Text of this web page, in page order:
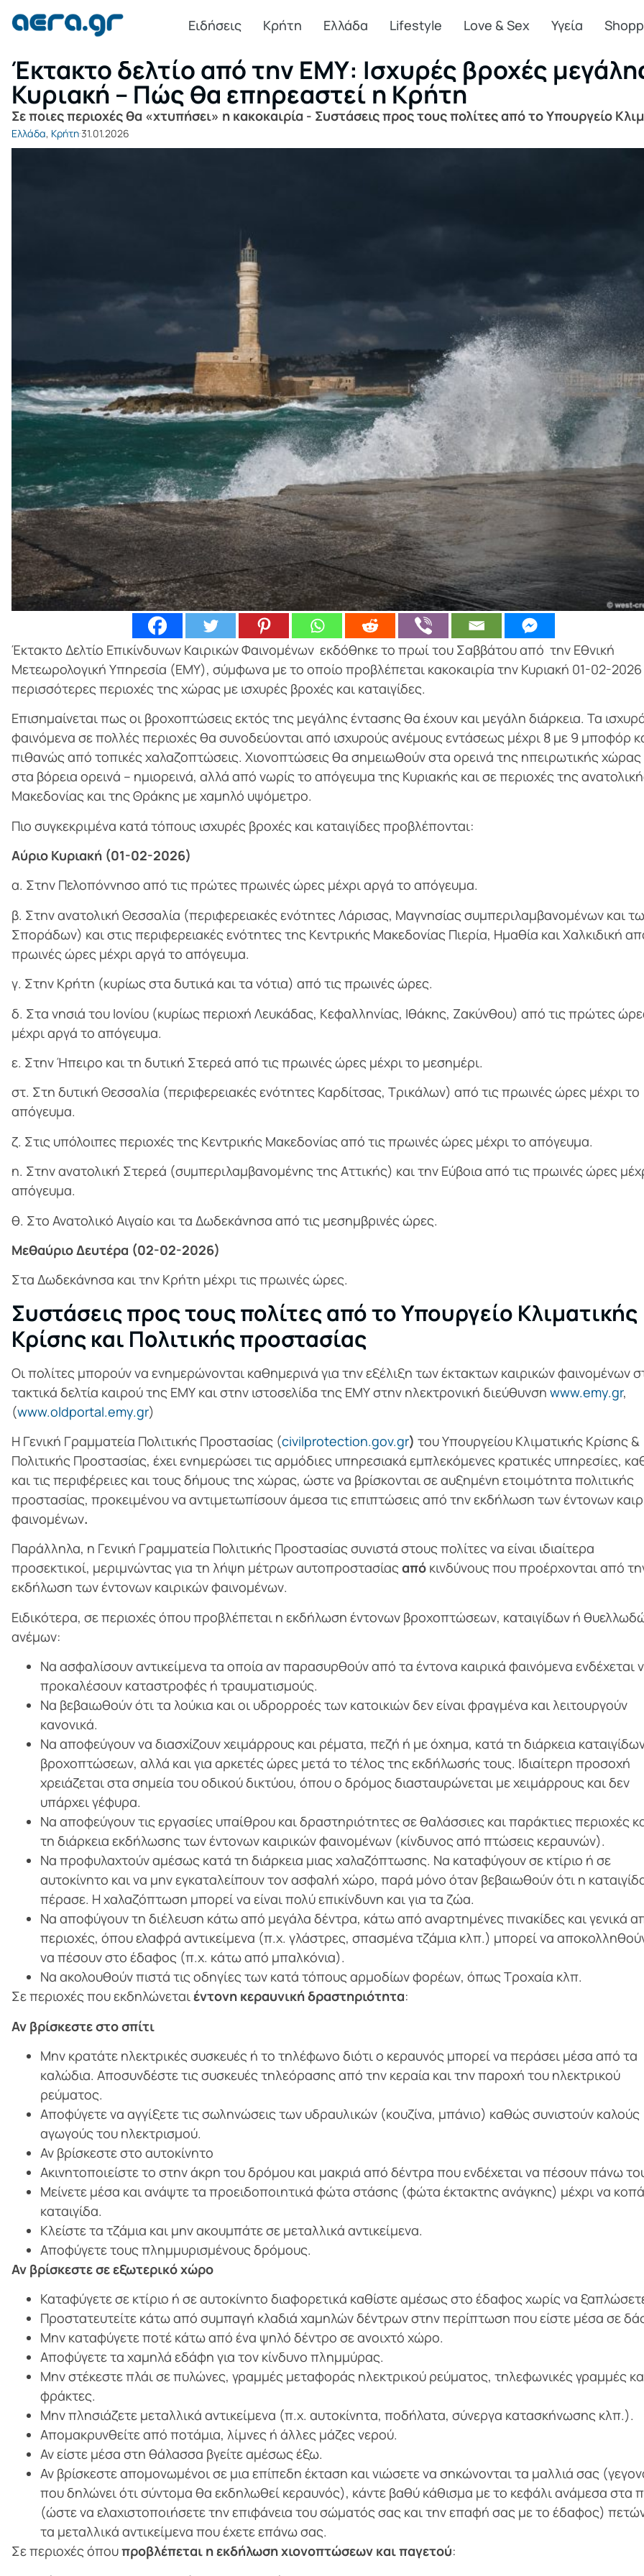
Ειδήσεις Κρήτη Ελλάδα Lifestyle Love & Sex Υγεία
Έκτακτο δελτίο από την ΕΜΥ: Ισχυρές βροχές
Κυριακή – Πώς θα επηρεαστεί η Κρήτη
Σε ποιες περιοχές θα «χτυπήσει» η κακοκαιρία - Συστάσεις προς τους πολίτες από το Υπουργείο
Ελλάδα, Κρήτη31.01.2026
Έκτακτο Δελτίο Επικίνδυνων Καιρικών Φαινομένων εκδόθηκε το πρωί του Σαββάτου από την Εθνική
Μετεωρολογική Υπηρεσία (ΕΜΥ), σύμφωνα με το οποίο προβλέπεται κακοκαιρία την Κυριακή 01-02-2026
περισσότερες περιοχές της χώρας με ισχυρές βροχές και καταιγίδες.
Επισημαίνεται πως οι βροχοπτώσεις εκτός της μεγάλης έντασης θα έχουν και μεγάλη διάρκεια. Τα
φαινόμενα σε πολλές περιοχές θα συνοδεύονται από ισχυρούς ανέμους εντάσεως μέχρι 8 με 9 μποφόρ
πιθανώς από τοπικές χαλαζοπτώσεις. Χιονοπτώσεις θα σημειωθούν στα ορεινά της ηπειρωτικής χώρας
στα βόρεια ορεινά – ημιορεινά, αλλά από νωρίς το απόγευμα της Κυριακής και σε περιοχές της
Μακεδονίας και της Θράκης με χαμηλό υψόμετρο.
Πιο συγκεκριμένα κατά τόπους ισχυρές βροχές και καταιγίδες προβλέπονται:
Αύριο Κυριακή (01-02-2026)
α. Στην Πελοπόννησο από τις πρώτες πρωινές ώρες μέχρι αργά το απόγευμα.
β. Στην ανατολική Θεσσαλία (περιφερειακές ενότητες Λάρισας, Μαγνησίας συμπεριλαμβανομένων και
Σποράδων) και στις περιφερειακές ενότητες της Κεντρικής Μακεδονίας Πιερία, Ημαθία και Χαλκιδική
πρωινές ώρες μέχρι αργά το απόγευμα.
γ. Στην Κρήτη (κυρίως στα δυτικά και τα νότια) από τις πρωινές ώρες.
δ. Στα νησιά του Ιονίου (κυρίως περιοχή Λευκάδας, Κεφαλληνίας, Ιθάκης, Ζακύνθου) από τις πρώτες
μέχρι αργά το απόγευμα.
ε. Στην Ήπειρο και τη δυτική Στερεά από τις πρωινές ώρες μέχρι το μεσημέρι.
στ. Στη δυτική Θεσσαλία (περιφερειακές ενότητες Καρδίτσας, Τρικάλων) από τις πρωινές ώρες μέχρι το
απόγευμα.
ζ. Στις υπόλοιπες περιοχές της Κεντρικής Μακεδονίας από τις πρωινές ώρες μέχρι το απόγευμα.
η. Στην ανατολική Στερεά (συμπεριλαμβανομένης της Αττικής) και την Εύβοια από τις πρωινές ώρες
απόγευμα.
θ. Στο Ανατολικό Αιγαίο και τα Δωδεκάνησα από τις μεσημβρινές ώρες.
Μεθαύριο Δευτέρα (02-02-2026)
Στα Δωδεκάνησα και την Κρήτη μέχρι τις πρωινές ώρες.
Συστάσεις προς τους πολίτες από το Υπουργείο Κλιματικής
Κρίσης και Πολιτικής προστασίας
Οι πολίτες μπορούν να ενημερώνονται καθημερινά για την εξέλιξη των έκτακτων καιρικών φαινομένων
τακτικά δελτία καιρού της ΕΜΥ και στην ιστοσελίδα της ΕΜΥ στην ηλεκτρονική διεύθυνση www.emy.gr,
(www.oldportal.emy.gr)
Η Γενική Γραμματεία Πολιτικής Προστασίας (civilprotection.gov.gr) του Υπουργείου Κλιματικής Κρίσης &
Πολιτικής Προστασίας, έχει ενημερώσει τις αρμόδιες υπηρεσιακά εμπλεκόμενες κρατικές υπηρεσίες,
και τις περιφέρειες και τους δήμους της χώρας, ώστε να βρίσκονται σε αυξημένη ετοιμότητα πολιτικής
προστασίας, προκειμένου να αντιμετωπίσουν άμεσα τις επιπτώσεις από την εκδήλωση των έντονων
φαινομένων.
Παράλληλα, η Γενική Γραμματεία Πολιτικής Προστασίας συνιστά στους πολίτες να είναι ιδιαίτερα
προσεκτικοί, μεριμνώντας για τη λήψη μέτρων αυτοπροστασίαςαπό κινδύνους που προέρχονται από
εκδήλωση των έντονων καιρικών φαινομένων.
Ειδικότερα, σε περιοχές όπου προβλέπεται η εκδήλωση έντονων βροχοπτώσεων, καταιγίδων ή
ανέμων:
Να ασφαλίσουν αντικείμενα τα οποία αν παρασυρθούν από τα έντονα καιρικά φαινόμενα ενδέχεται
προκαλέσουν καταστροφές ή τραυματισμούς.
Να βεβαιωθούν ότι τα λούκια και οι υδρορροές των κατοικιών δεν είναι φραγμένα και λειτουργούν
κανονικά.
Να αποφεύγουν να διασχίζουν χειμάρρους και ρέματα, πεζή ή με όχημα, κατά τη διάρκεια
βροχοπτώσεων, αλλά και για αρκετές ώρες μετά το τέλος της εκδήλωσής τους. Ιδιαίτερη προσοχή
χρειάζεται στα σημεία του οδικού δικτύου, όπου ο δρόμος διασταυρώνεται με χειμάρρους και δεν
υπάρχει γέφυρα.
Να αποφεύγουν τις εργασίες υπαίθρου και δραστηριότητες σε θαλάσσιες και παράκτιες περιοχές
τη διάρκεια εκδήλωσης των έντονων καιρικών φαινομένων (κίνδυνος από πτώσεις κεραυνών).
Να προφυλαχτούν αμέσως κατά τη διάρκεια μιας χαλαζόπτωσης. Να καταφύγουν σε κτίριο ή σε
αυτοκίνητο και να μην εγκαταλείπουν τον ασφαλή χώρο, παρά μόνο όταν βεβαιωθούν ότι η
πέρασε. Η χαλαζόπτωση μπορεί να είναι πολύ επικίνδυνη και για τα ζώα.
Να αποφύγουν τη διέλευση κάτω από μεγάλα δέντρα, κάτω από αναρτημένες πινακίδες και γενικά
περιοχές, όπου ελαφρά αντικείμενα (π.χ. γλάστρες, σπασμένα τζάμια κλπ.) μπορεί να
να πέσουν στο έδαφος (π.χ. κάτω από μπαλκόνια).
Να ακολουθούν πιστά τις οδηγίες των κατά τόπους αρμοδίων φορέων, όπως Τροχαία κλπ.
Σε περιοχές που εκδηλώνεταιέντονη κεραυνική δραστηριότητα:
Αν βρίσκεστε στο σπίτι
Μην κρατάτε ηλεκτρικές συσκευές ή το τηλέφωνο διότι ο κεραυνός μπορεί να περάσει μέσα από τα
καλώδια. Αποσυνδέστε τις συσκευές τηλεόρασης από την κεραία και την παροχή του ηλεκτρικού
ρεύματος.
Αποφύγετε να αγγίξετε τις σωληνώσεις των υδραυλικών (κουζίνα, μπάνιο) καθώς συνιστούν καλούς
αγωγούς του ηλεκτρισμού.
Αν βρίσκεστε στο αυτοκίνητο
Ακινητοποιείστε το στην άκρη του δρόμου και μακριά από δέντρα που ενδέχεται να πέσουν πάνω
Μείνετε μέσα και ανάψτε τα προειδοποιητικά φώτα στάσης (φώτα έκτακτης ανάγκης) μέχρι να
καταιγίδα.
Κλείστε τα τζάμια και μην ακουμπάτε σε μεταλλικά αντικείμενα.
Αποφύγετε τους πλημμυρισμένους δρόμους.
Αν βρίσκεστε σε εξωτερικό χώρο
Καταφύγετε σε κτίριο ή σε αυτοκίνητο διαφορετικά καθίστε αμέσως στο έδαφος χωρίς να
Προστατευτείτε κάτω από συμπαγή κλαδιά χαμηλών δέντρων στην περίπτωση που είστε μέσα σε
Μην καταφύγετε ποτέ κάτω από ένα ψηλό δέντρο σε ανοιχτό χώρο.
Αποφύγετε τα χαμηλά εδάφη για τον κίνδυνο πλημμύρας.
Μην στέκεστε πλάι σε πυλώνες, γραμμές μεταφοράς ηλεκτρικού ρεύματος, τηλεφωνικές γραμμές
φράκτες.
Μην πλησιάζετε μεταλλικά αντικείμενα (π.χ. αυτοκίνητα, ποδήλατα, σύνεργα κατασκήνωσης κλπ.).
Απομακρυνθείτε από ποτάμια, λίμνες ή άλλες μάζες νερού.
Αν είστε μέσα στη θάλασσα βγείτε αμέσως έξω.
Αν βρίσκεστε απομονωμένοι σε μια επίπεδη έκταση και νιώσετε να σηκώνονται τα μαλλιά σας
που δηλώνει ότι σύντομα θα εκδηλωθεί κεραυνός), κάντε βαθύ κάθισμα με το κεφάλι ανάμεσα στα
(ώστε να ελαχιστοποιήσετε την επιφάνεια του σώματός σας και την επαφή σας με το έδαφος)
τα μεταλλικά αντικείμενα που έχετε επάνω σας.
Σε περιοχές όπουπροβλέπεται η εκδήλωση χιονοπτώσεων και παγετού: